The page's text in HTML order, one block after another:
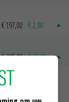
€ 197,00 € 2,00
€ 345,00 € 20,00